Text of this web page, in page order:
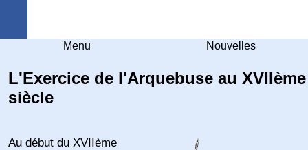
Menu Nouvelles
L'Exercice de l'Arquebuse au XVIIème
siècle
Au début du XVIIème